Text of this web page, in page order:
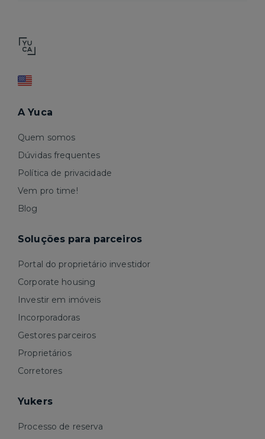
A Yuca
Quem somos
Dúvidas frequentes
Política de privacidade
Vem pro time!
Blog
Soluções para parceiros
Portal do proprietário investidor
Corporate housing
Investir em imóveis
Incorporadoras
Gestores parceiros
Proprietários
Corretores
Yukers
Processo de reserva